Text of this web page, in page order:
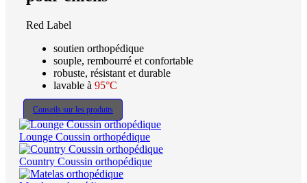
Red Label
soutien orthopédique
souple, rembourré et confortable
robuste, résistant et durable
lavable à 95°C
Conseils sur les produits
Lounge Coussin orthopédique
Country Coussin orthopédique